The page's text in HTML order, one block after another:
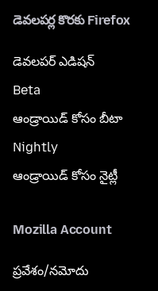
డెవలపర్ల కొరకు Firefox
డెవలపర్ ఎడిషన్
Beta
ఆండ్రాయిడ్ కోసం బీటా
Nightly
ఆండ్రాయిడ్ కోసం నైట్లీ
Mozilla Account
ప్రవేశం/నమోదు